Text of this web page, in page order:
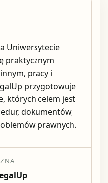
Uniwersytecie
praktycznym
pracy i
przygotowuje
których celem jest
dokumentów,
prawnych.